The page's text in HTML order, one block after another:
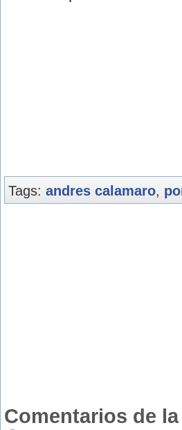
Tags: andres calamaro,
Comentarios de